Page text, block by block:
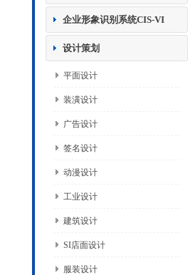
企业形象识别系统CIS-VI
设计策划
平面设计
装潢设计
广告设计
签名设计
动漫设计
工业设计
建筑设计
SI店面设计
服装设计